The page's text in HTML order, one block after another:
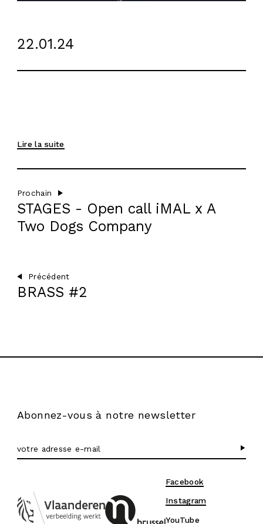
AGENDA
FR
22.01.24
Lire la suite
Prochain
STAGES - Open call iMAL x A
Two Dogs Company
Précédent
BRASS #2
Abonnez-vous à notre newsletter
Facebook
Instagram
YouTube